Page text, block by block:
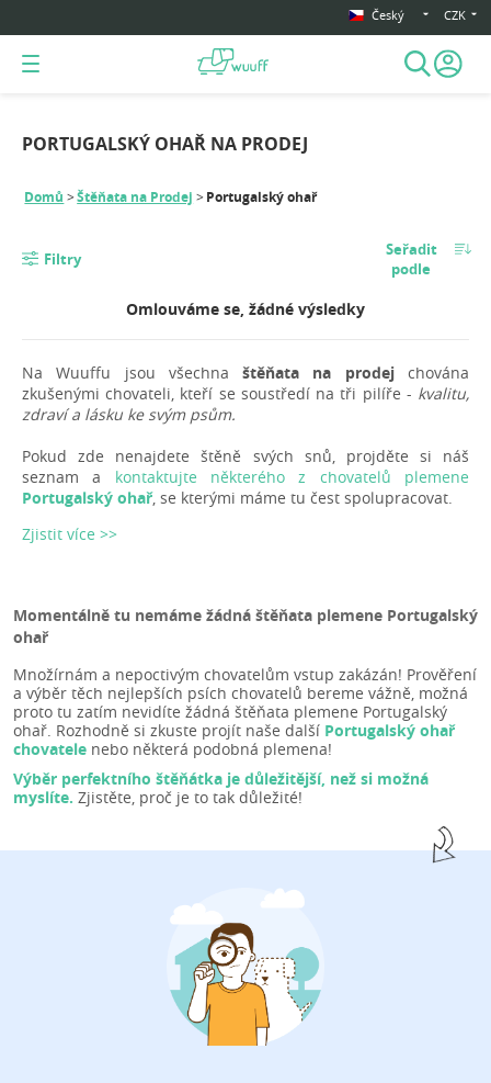
Český CZK
PORTUGALSKÝ OHAŘ NA PRODEJ
Domů Štěňata na Prodej Portugalský ohař
Filtry
Seřadit
podle
Omlouváme se, žádné výsledky
Na Wuuffu jsou všechnaštěňata na prodejchována
zkušenými chovateli, kteří se soustředí na tři pilíře - kvalitu,
zdraví a lásku ke svým psům.
Pokud zde nenajdete štěně svých snů, projděte si náš
seznam a kontaktujte některého z chovatelů plemene
Portugalský ohař, se kterými máme tu čest spolupracovat.
Zjistit více >>
Momentálně tu nemáme žádná štěňata plemene Portugalský
ohař
Množírnám a nepoctivým chovatelům vstup zakázán! Prověření
a výběr těch nejlepších psích chovatelů bereme vážně, možná
proto tu zatím nevidíte žádná štěňata plemene Portugalský
ohař. Rozhodně si zkuste projít naše další Portugalský ohař
chovatele nebo některá podobná plemena!
Výběr perfektního štěňátka je důležitější, než si možná
myslíte. Zjistěte, proč je to tak důležité!